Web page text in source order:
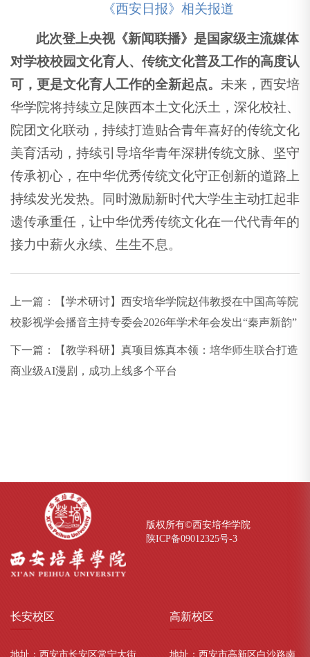
《西安日报》相关报道
此次登上央视《新闻联播》 是国家级主流媒体
对学校校园文化育人、传统文化普及工作的高度认
可，更是文化育人工作的全新起点。 未来，西安培
华学院将持续立足陕西本土文化沃土，深化校社、
院团文化联动，持续打造贴合青年喜好的传统文化
美育活动，持续引导培华青年深耕传统文脉、坚守
传承初心，在中华优秀传统文化守正创新的道路上
持续发光发热。同时激励新时代大学生主动扛起非
遗传承重任，让中华优秀传统文化在一代代青年的
接力中薪火永续、生生不息。
上一篇：
【学术研讨】西安培华学院赵伟教授在中国高等院
校影视学会播音主持专委会2026年学术年会发出“秦声新韵”
下一篇：
【教学科研】真项目炼真本领：培华师生联合打造
商业级AI漫剧，成功上线多个平台
版权所有©西安培华学院
陕ICP备09012325号-3
长安校区
地址：西安市长安区常宁大街
高新校区
地址：西安市高新区白沙路南